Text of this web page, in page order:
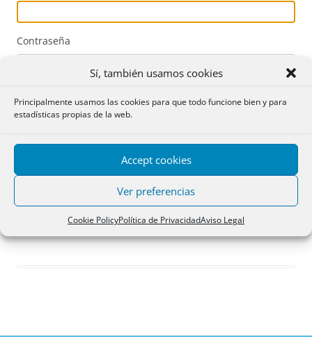
Sí, también usamos cookies
Principalmente usamos las cookies para que todo funcione bien y para
estadísticas propias de la web.
Accept cookies
Ver preferencias
Cookie PolicyPolítica de PrivacidadAviso Legal
Contraseña
Acceder
Registro
¿Has olvidado tu contraseña?